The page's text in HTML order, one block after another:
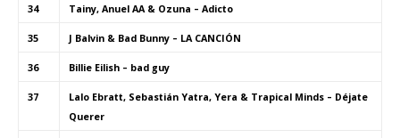
34 Tainy, Anuel AA & Ozuna – Adicto
35 J Balvin & Bad Bunny – LA CANCIÓN
36 Billie Eilish – bad guy
37
Lalo Ebratt, Sebastián Yatra, Yera & Trapical Minds – Déjate
Querer